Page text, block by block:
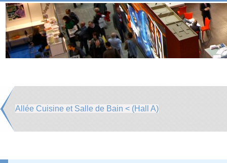
Allée Cuisine et Salle de Bain < (Hall A)